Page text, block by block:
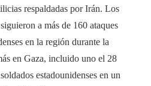
respaldadas por Irán. Los
a más de 160 ataques
en la región durante la
en Gaza, incluido uno el 28
estadounidenses en un